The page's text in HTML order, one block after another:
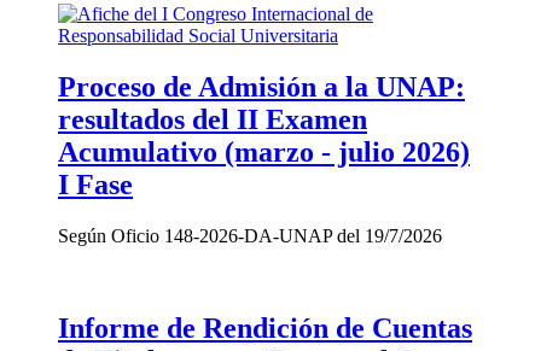
Proceso de Admisión a la UNAP:
resultados del II Examen
Acumulativo (marzo - julio 2026)
I Fase
Según Oficio 148-2026-DA-UNAP del 19/7/2026
Informe de Rendición de Cuentas